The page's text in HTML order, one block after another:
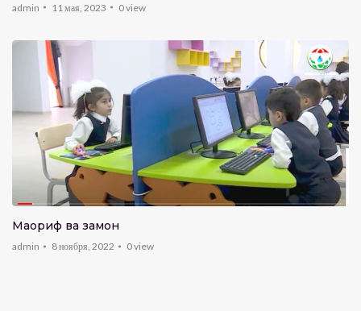
admin 11 мая, 2023 0view
Маориф ва замон
admin 8 ноября, 2022 0view